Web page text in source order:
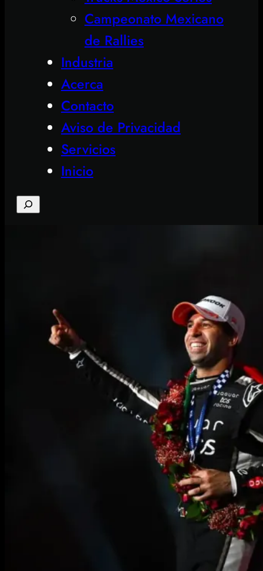
Campeonato Mexicano
de Rallies
Industria
Acerca
Contacto
Aviso de Privacidad
Servicios
Inicio
Search